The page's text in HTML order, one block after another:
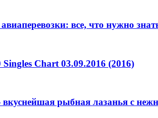
все, что нужно
Chart 03.09.2016 (2016)
рыбная лазанья с